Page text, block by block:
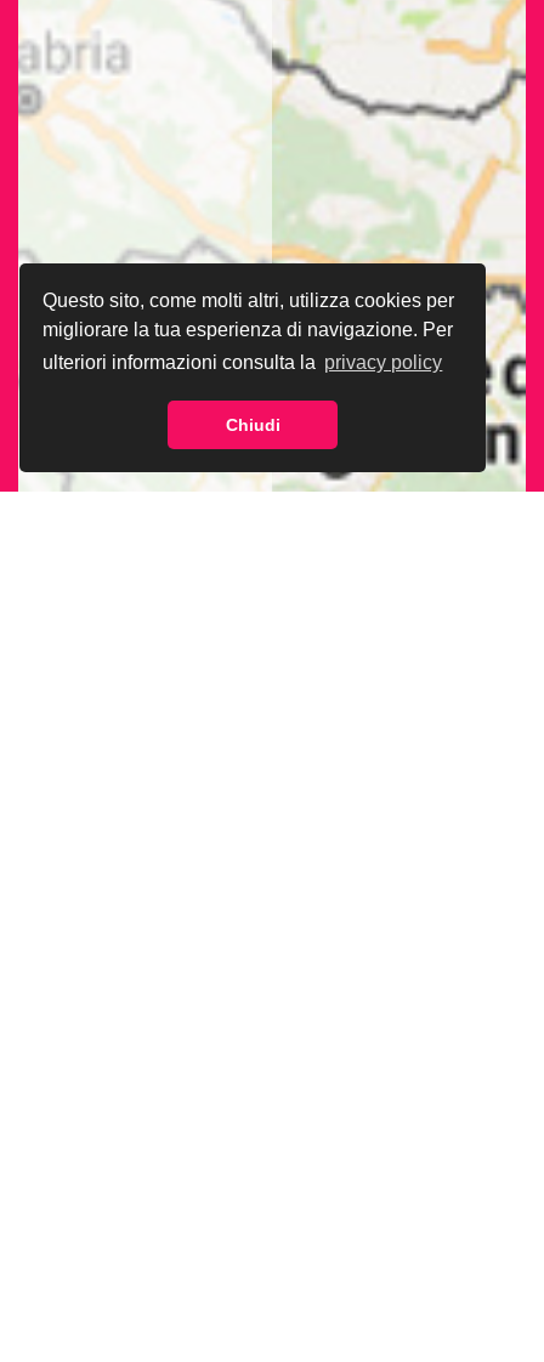
Questo sito, come molti altri, utilizza cookies per
migliorare la tua esperienza di navigazione. Per
ulteriori informazioni consulta la privacy policy
Chiudi